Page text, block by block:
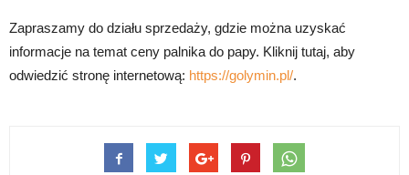
Zapraszamy do działu sprzedaży, gdzie można uzyskać
informacje na temat ceny palnika do papy. Kliknij tutaj, aby
odwiedzić stronę internetową: https://golymin.pl/.